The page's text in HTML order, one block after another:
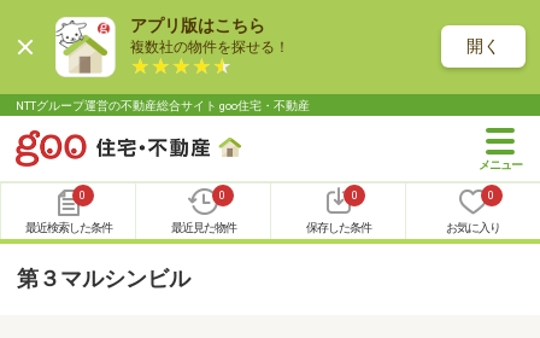
アプリ版はこちら
複数社の物件を探せる！ 開く
NTTグループ運営の不動産総合サイト goo住宅・不動産
0
最近検索した条件
0
最近見た物件
0
保存した条件
0
お気に入り
第３マルシンビル